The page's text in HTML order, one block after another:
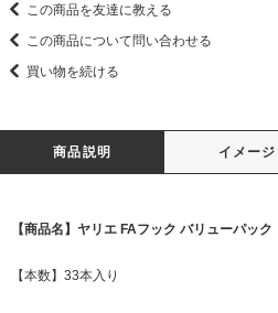
この商品を友達に教える
この商品について問い合わせる
買い物を続ける
商品説明 イメージ
【商品名】ヤリエ FAフック バリューパック
【本数】33本入り